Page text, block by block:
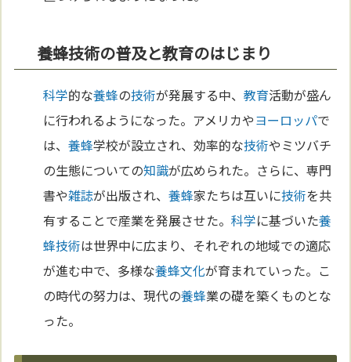
養蜂技術の普及と教育のはじまり
科学的な養蜂の技術が発展する中、教育活動が盛ん
に行われるようになった。アメリカやヨーロッパで
は、養蜂学校が設立され、効率的な技術やミツバチ
の生態についての知識が広められた。さらに、専門
書や雑誌が出版され、養蜂家たちは互いに技術を共
有することで産業を発展させた。科学に基づいた養
蜂技術は世界中に広まり、それぞれの地域での適応
が進む中で、多様な養蜂文化が育まれていった。こ
の時代の努力は、現代の養蜂業の礎を築くものとな
った。